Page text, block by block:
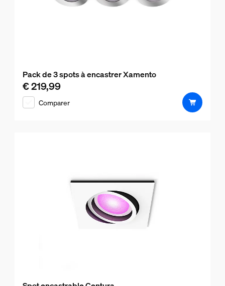
Pack de 3 spots à encastrer Xamento
Le prix actuel est € 219,99
€ 219,99
Comparer